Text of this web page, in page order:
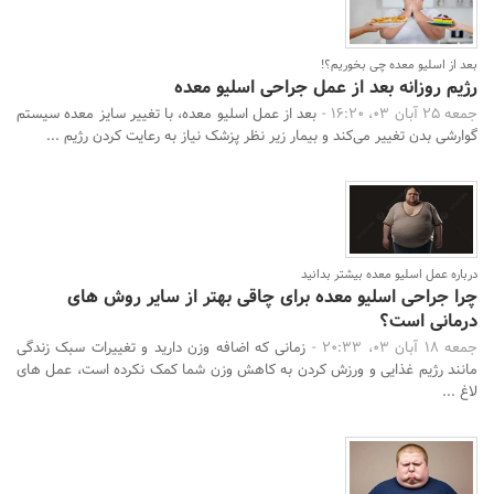
بعد از اسلیو معده چی بخوریم؟!
رژیم روزانه بعد از عمل جراحی اسلیو معده
جمعه 25 آبان 03، 16:20 -
بعد از عمل اسلیو معده، با تغییر سایز معده سیستم
گوارشی بدن تغییر می‌کند و بیمار زیر نظر پزشک نیاز به رعایت کردن رژیم ...
درباره عمل اسلیو معده بیشتر بدانید
چرا جراحی اسلیو معده برای چاقی بهتر از سایر روش های
درمانی است؟
جمعه 18 آبان 03، 20:33 -
زمانی که اضافه وزن دارید و تغییرات سبک زندگی
مانند رژیم غذایی و ورزش کردن به کاهش وزن شما کمک نکرده است، عمل های
لاغ ...